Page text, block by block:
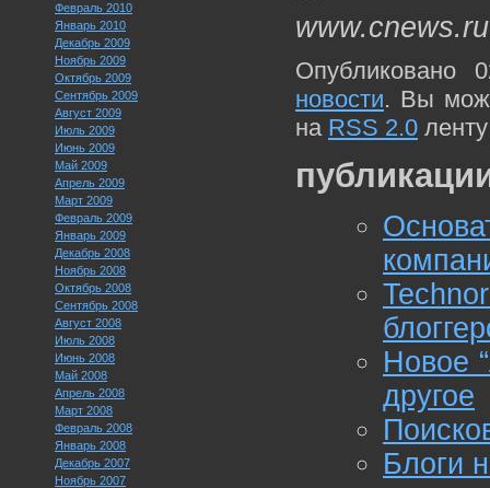
Февраль 2010
Январь 2010
Декабрь 2009
Ноябрь 2009
Октябрь 2009
Сентябрь 2009
Август 2009
Июль 2009
Июнь 2009
Май 2009
Апрель 2009
Март 2009
Февраль 2009
Январь 2009
Декабрь 2008
Ноябрь 2008
Октябрь 2008
Сентябрь 2008
Август 2008
Июль 2008
Июнь 2008
Май 2008
Апрель 2008
Март 2008
Февраль 2008
Январь 2008
Декабрь 2007
Ноябрь 2007
www.cnews.ru
Опубликовано
новости. Вы
на RSS 2.0
Новое
другое
Блоги